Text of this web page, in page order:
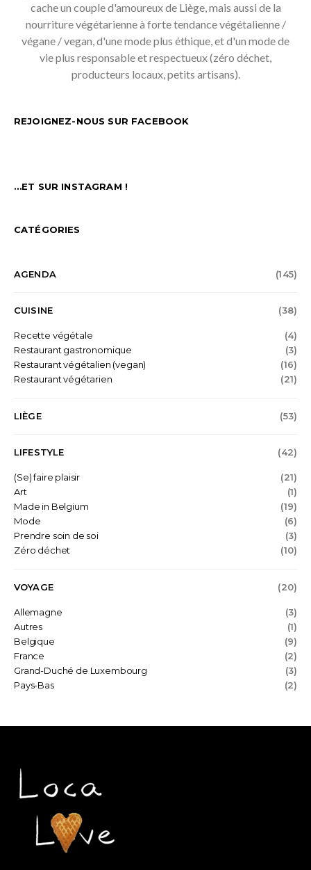
cache un couple d'amoureux de Liège, mais aussi de la
nourriture végétarienne à forte tendance végétalienne /
végane / vegan, d'une mode plus éthique, et d'un mode de
vie plus responsable et respectueux (zéro déchet,
producteurs locaux, petits artisans).
REJOIGNEZ-NOUS SUR FACEBOOK
…ET SUR INSTAGRAM !
CATÉGORIES
AGENDA (145)
CUISINE (38)
Recette végétale
(4)
Restaurant gastronomique
(3)
Restaurant végétalien (vegan)
(16)
Restaurant végétarien
(21)
LIÈGE (53)
LIFESTYLE (42)
(Se) faire plaisir
(21)
Art
(1)
Made in Belgium
(19)
Mode
(6)
Prendre soin de soi
(3)
Zéro déchet
(10)
VOYAGE (20)
Allemagne
(3)
Autres
(1)
Belgique
(9)
France
(2)
Grand-Duché de Luxembourg
(3)
Pays-Bas
(2)